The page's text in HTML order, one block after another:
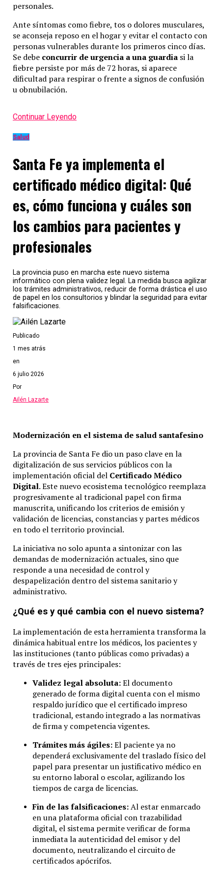
personales.
Ante síntomas como fiebre, tos o dolores musculares,
se aconseja reposo en el hogar y evitar el contacto con
personas vulnerables durante los primeros cinco días.
Se debe concurrir de urgencia a una guardiasi la
fiebre persiste por más de 72 horas, si aparece
dificultad para respirar o frente a signos de confusión
u obnubilación.
Continuar Leyendo
Salud
Santa Fe ya implementa el
certificado médico digital: Qué
es, cómo funciona y cuáles son
los cambios para pacientes y
profesionales
La provincia puso en marcha este nuevo sistema
informático con plena validez legal. La medida busca agilizar
los trámites administrativos, reducir de forma drástica el uso
de papel en los consultorios y blindar la seguridad para evitar
falsificaciones.
Publicado
1 mes atrás
en
6 julio 2026
Por
Ailén Lazarte
Modernización en el sistema de salud santafesino
La provincia de Santa Fe dio un paso clave en la
digitalización de sus servicios públicos con la
implementación oficial del Certificado Médico
Digital. Este nuevo ecosistema tecnológico reemplaza
progresivamente al tradicional papel con firma
manuscrita, unificando los criterios de emisión y
validación de licencias, constancias y partes médicos
en todo el territorio provincial.
La iniciativa no solo apunta a sintonizar con las
demandas de modernización actuales, sino que
responde a una necesidad de control y
despapelización dentro del sistema sanitario y
administrativo.
¿Qué es y qué cambia con el nuevo sistema?
La implementación de esta herramienta transforma la
dinámica habitual entre los médicos, los pacientes y
las instituciones (tanto públicas como privadas) a
través de tres ejes principales:
Validez legal absoluta:El documento
generado de forma digital cuenta con el mismo
respaldo jurídico que el certificado impreso
tradicional, estando integrado a las normativas
de firma y competencia vigentes.
Trámites más ágiles:El paciente ya no
dependerá exclusivamente del traslado físico del
papel para presentar un justificativo médico en
su entorno laboral o escolar, agilizando los
tiempos de carga de licencias.
Fin de las falsificaciones:Al estar enmarcado
en una plataforma oficial con trazabilidad
digital, el sistema permite verificar de forma
inmediata la autenticidad del emisor y del
documento, neutralizando el circuito de
certificados apócrifos.